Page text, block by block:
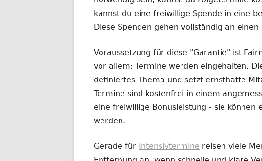
kannst du eine freiwillige Spende in eine
Diese Spenden gehen vollständig an einen
Voraussetzung für diese "Garantie" ist
vor allem: Termine werden eingehalten.
definiertes Thema und setzt ernsthafte
Termine sind kostenfrei in einem
eine freiwillige Bonusleistung - sie können
werden.
Gerade für Intensivtermine reisen viele